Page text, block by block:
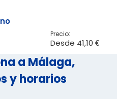
Precio:
Desde 41,10 €
a Málaga,
y horarios